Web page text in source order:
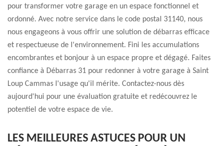
pour transformer votre garage en un espace fonctionnel et
ordonné. Avec notre service dans le code postal 31140, nous
nous engageons à vous offrir une solution de débarras efficace
et respectueuse de l'environnement. Fini les accumulations
encombrantes et bonjour à un espace propre et dégagé. Faites
confiance à Débarras 31 pour redonner à votre garage à Saint
Loup Cammas l'usage qu'il mérite. Contactez-nous dès
aujourd'hui pour une évaluation gratuite et redécouvrez le
potentiel de votre espace de vie.
LES MEILLEURES ASTUCES POUR UN